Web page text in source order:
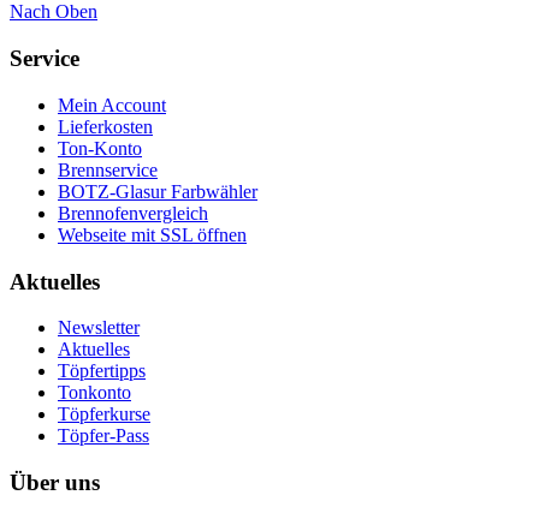
Nach Oben
Service
Mein Account
Lieferkosten
Ton-Konto
Brennservice
BOTZ-Glasur Farbwähler
Brennofenvergleich
Webseite mit SSL öffnen
Aktuelles
Newsletter
Aktuelles
Töpfertipps
Tonkonto
Töpferkurse
Töpfer-Pass
Über uns